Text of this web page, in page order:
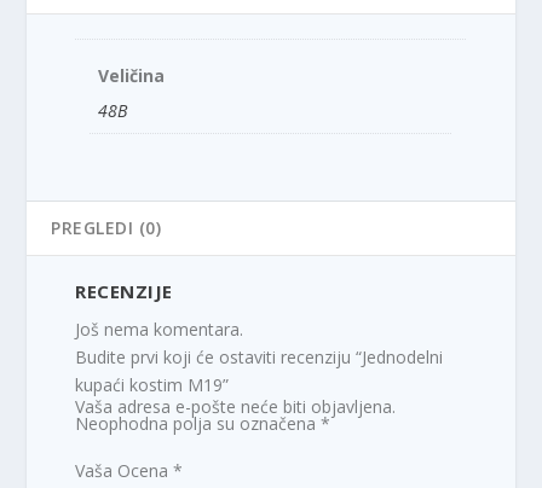
Veličina
48B
PREGLEDI (0)
RECENZIJE
Još nema komentara.
Budite prvi koji će ostaviti recenziju “Jednodelni
kupaći kostim M19”
Vaša adresa e-pošte neće biti objavljena.
Neophodna polja su označena*
Vaša Ocena*